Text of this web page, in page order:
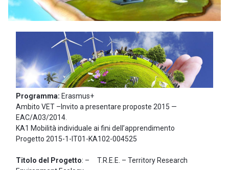
Programma: Erasmus+
Ambito VET –Invito a presentare proposte 2015 —
EAC/A03/2014.
KA1 Mobilità individuale ai fini dell’apprendimento
Progetto 2015-1-IT01-KA102-004525
Titolo del Progetto: – T.R.E.E. – Territory Research